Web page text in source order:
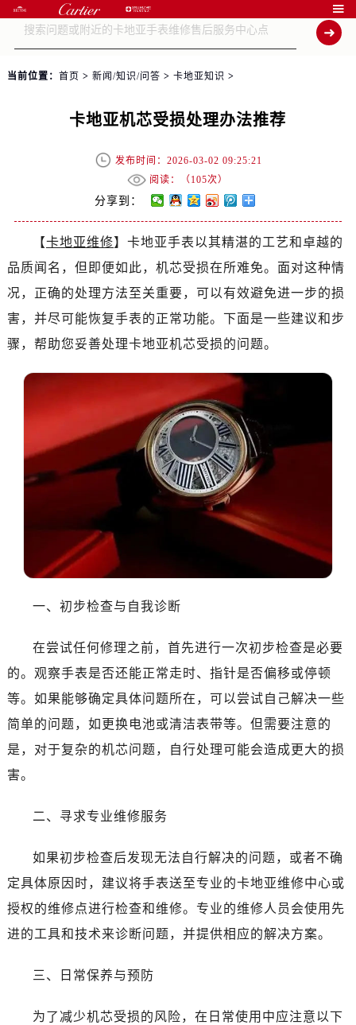

当前位置： 首页 > 新闻/知识/问答 > 卡地亚知识 >
卡地亚机芯受损处理办法推荐
发布时间：2026-03-02 09:25:21
阅读：（105次）
分享到：
【卡地亚维修】卡地亚手表以其精湛的工艺和卓越的
品质闻名，但即便如此，机芯受损在所难免。面对这种情
况，正确的处理方法至关重要，可以有效避免进一步的损
害，并尽可能恢复手表的正常功能。下面是一些建议和步
骤，帮助您妥善处理卡地亚机芯受损的问题。
一、初步检查与自我诊断
在尝试任何修理之前，首先进行一次初步检查是必要
的。观察手表是否还能正常走时、指针是否偏移或停顿
等。如果能够确定具体问题所在，可以尝试自己解决一些
简单的问题，如更换电池或清洁表带等。但需要注意的
是，对于复杂的机芯问题，自行处理可能会造成更大的损
害。
二、寻求专业维修服务
如果初步检查后发现无法自行解决的问题，或者不确
定具体原因时，建议将手表送至专业的卡地亚维修中心或
授权的维修点进行检查和维修。专业的维修人员会使用先
进的工具和技术来诊断问题，并提供相应的解决方案。
三、日常保养与预防
为了减少机芯受损的风险，在日常使用中应注意以下